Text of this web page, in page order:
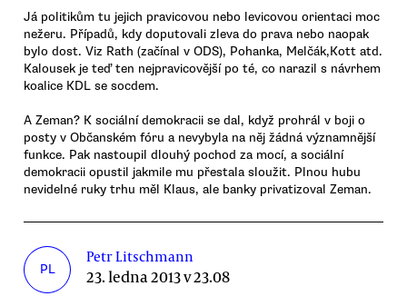
Já politikům tu jejich pravicovou nebo levicovou orientaci moc
nežeru. Případů, kdy doputovali zleva do prava nebo naopak
bylo dost. Viz Rath (začínal v ODS), Pohanka, Melčák,Kott atd.
Kalousek je teď ten nejpravicovější po té, co narazil s návrhem
koalice KDL se socdem.
A Zeman? K sociální demokracii se dal, když prohrál v boji o
posty v Občanském fóru a nevybyla na něj žádná významnější
funkce. Pak nastoupil dlouhý pochod za mocí, a sociální
demokracii opustil jakmile mu přestala sloužit. Plnou hubu
nevidelné ruky trhu měl Klaus, ale banky privatizoval Zeman.
PL
Petr Litschmann
23. ledna 2013 v 23.08